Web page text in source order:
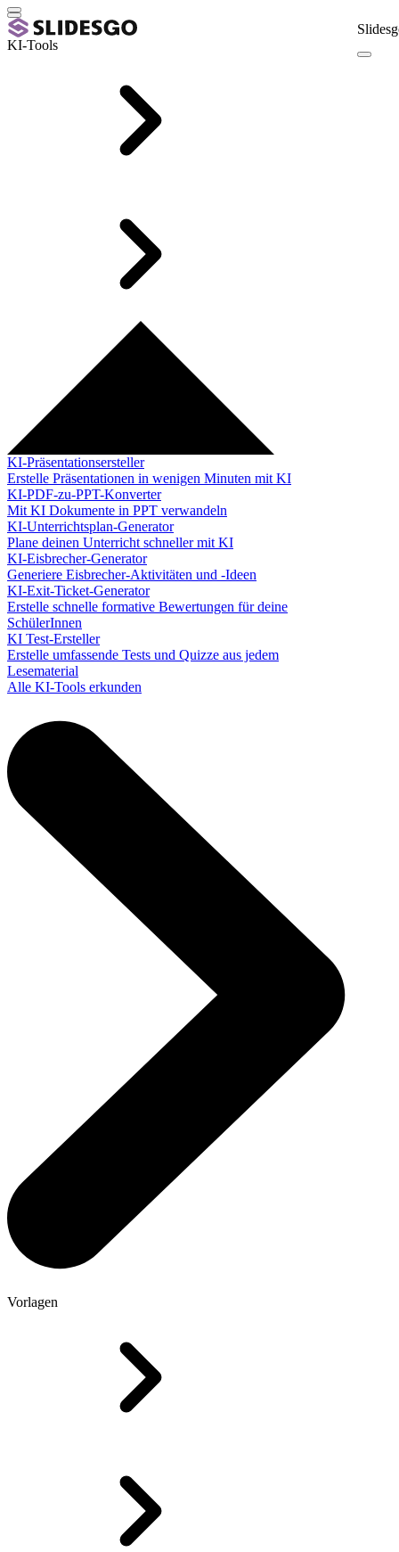
KI-Tools
KI-Präsentationsersteller
Erstelle Präsentationen in wenigen Minuten mit KI
KI-PDF-zu-PPT-Konverter
Mit KI Dokumente in PPT verwandeln
KI-Unterrichtsplan-Generator
Plane deinen Unterricht schneller mit KI
KI-Eisbrecher-Generator
Generiere Eisbrecher-Aktivitäten und -Ideen
KI-Exit-Ticket-Generator
Erstelle schnelle formative Bewertungen für deine
SchülerInnen
KI Test-Ersteller
Erstelle umfassende Tests und Quizze aus jedem
Lesematerial
Alle KI-Tools erkunden
Vorlagen